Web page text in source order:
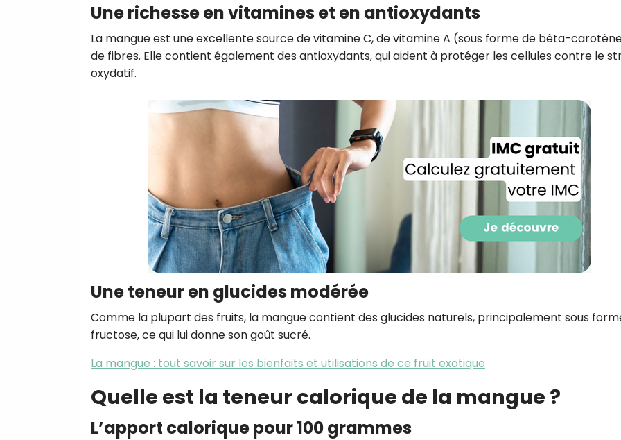
Une richesse en vitamines et en antioxydants
La mangue est une excellente source de vitamine C, de vitamine A (sous forme de bêta-
de fibres. Elle contient également des antioxydants, qui aident à protéger les cellules contre le
oxydatif.
Une teneur en glucides modérée
Comme la plupart des fruits, la mangue contient des glucides naturels, principalement sous
fructose, ce qui lui donne son goût sucré.
La mangue : tout savoir sur les bienfaits et utilisations de ce fruit exotique
Quelle est la teneur calorique de la mangue ?
L’apport calorique pour 100 grammes
Recevez
recettes inédites de
Ainsi que la newsletter
Je consens à ce que la société
Prisma Players analyse le taux
des courriels pour mesurer et
performances des campagnes.
pourrons savoir si vous ouvrez les
l'heure à laquelle vous le faites
des informations sur le terminal
utilisez. Pour en savoir plus sur ces
Je reçois mon cadeau !
envoyer votre newsletter contenant des offres
personnalisées. Vous pourrez vous désinscrire en